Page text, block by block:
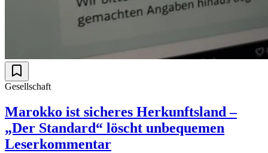
Gesellschaft
Marokko ist sicheres Herkunftsland –
„Der Standard“ löscht unbequemen
Leserkommentar